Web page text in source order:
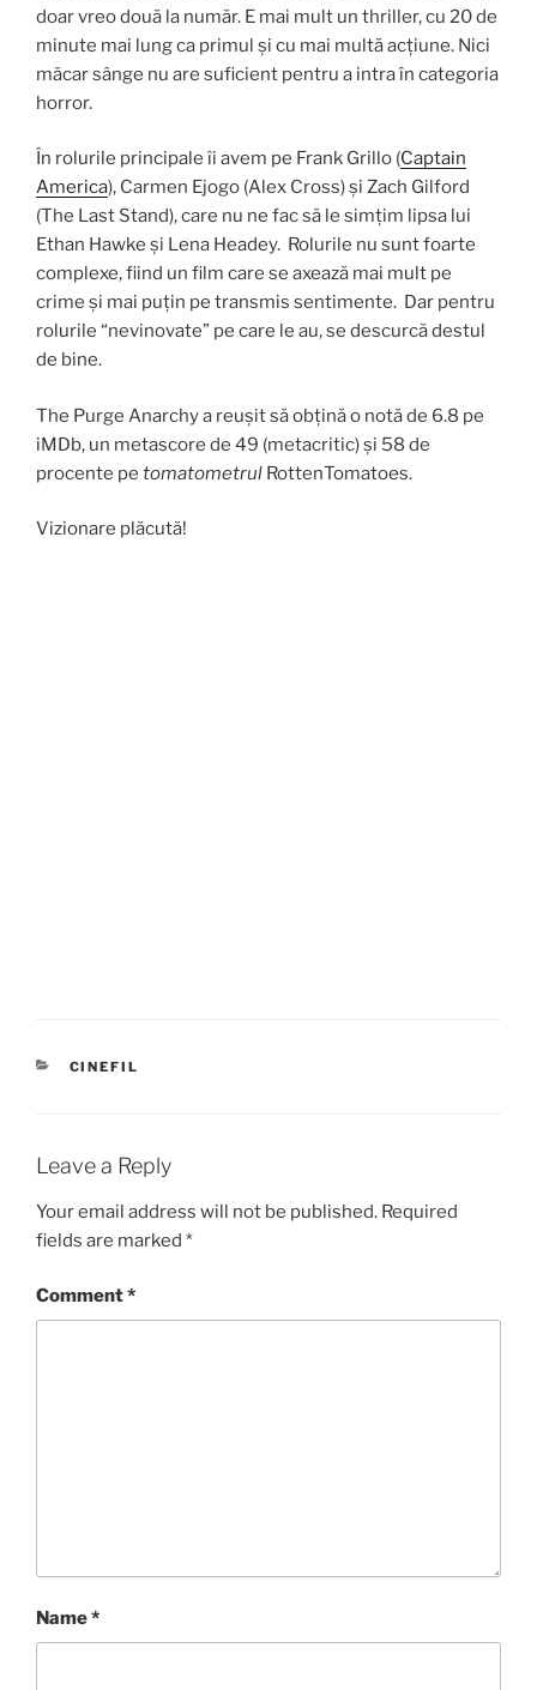
doar vreo două la număr. E mai mult un thriller, cu 20 de
minute mai lung ca primul și cu mai multă acțiune. Nici
măcar sânge nu are suficient pentru a intra în categoria
horror.
În rolurile principale îi avem pe Frank Grillo (Captain
America), Carmen Ejogo (Alex Cross) și Zach Gilford
(The Last Stand), care nu ne fac să le simțim lipsa lui
Ethan Hawke și Lena Headey. Rolurile nu sunt foarte
complexe, fiind un film care se axează mai mult pe
crime și mai puțin pe transmis sentimente. Dar pentru
rolurile “nevinovate” pe care le au, se descurcă destul
de bine.
The Purge Anarchy a reușit să obțină o notă de 6.8 pe
iMDb, un metascore de 49 (metacritic) și 58 de
procente pe tomatometrul RottenTomatoes.
Vizionare plăcută!
CATEGORIES
CINEFIL
Leave a Reply
Your email address will not be published. Required
fields are marked *
Comment*
Name*